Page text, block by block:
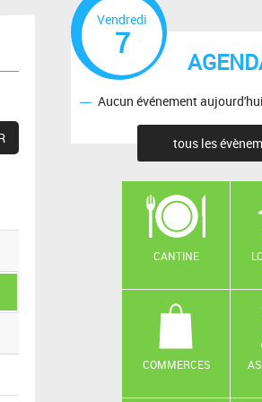
Vendredi
7
Aucun événement aujourd'hui
tous les
CANTINE
COMMERCES